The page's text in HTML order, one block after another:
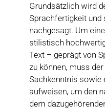
Grundsätzlich wird
Sprachfertigkeit und
nachgesagt. Um
stilistisch
Text – geprägt von
zu können, muss
Sachkenntnis sowie
aufweisen, um den
dem